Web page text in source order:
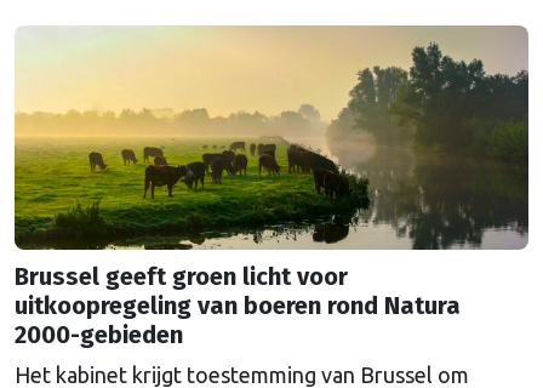
Euroclear parkeerde. De EU bevroor dat geld na de
Continued
Brussel geeft groen licht voor
uitkoopregeling van boeren rond Natura
2000-gebieden
Het kabinet krijgt toestemming van Brussel om